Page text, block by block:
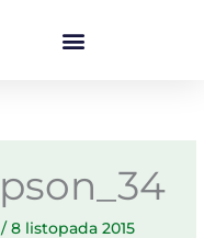
/8 listopada 2015